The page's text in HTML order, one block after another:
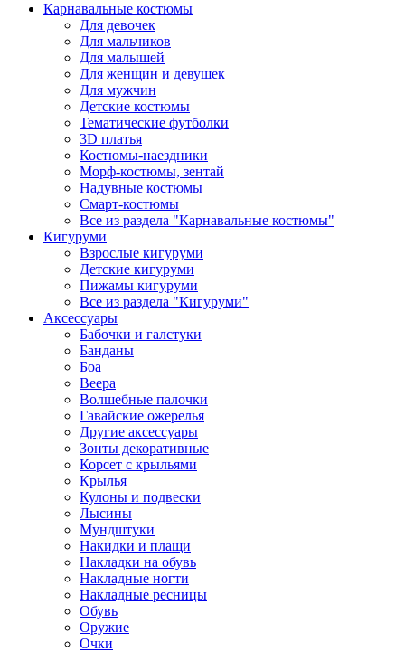
Карнавальные костюмы
Для девочек
Для мальчиков
Для малышей
Для женщин и девушек
Для мужчин
Детские костюмы
Тематические футболки
3D платья
Костюмы-наездники
Морф-костюмы, зентай
Надувные костюмы
Смарт-костюмы
Все из раздела "Карнавальные костюмы"
Кигуруми
Взрослые кигуруми
Детские кигуруми
Пижамы кигуруми
Все из раздела "Кигуруми"
Аксессуары
Бабочки и галстуки
Банданы
Боа
Веера
Волшебные палочки
Гавайские ожерелья
Другие аксессуары
Зонты декоративные
Корсет с крыльями
Крылья
Кулоны и подвески
Лысины
Мундштуки
Накидки и плащи
Накладки на обувь
Накладные ногти
Накладные ресницы
Обувь
Оружие
Очки